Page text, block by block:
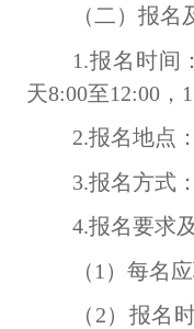
（二）报名
1.报名时间
天8:00至12:00，
2.报名地点
3.报名方式
4.报名要求
（ 1）每名
（ 2）报名